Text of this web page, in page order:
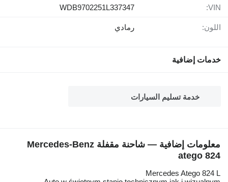
VIN:
WDB9702251L337347
اللون: رمادي
خدمات إضافية
خدمة تسليم السيارات
معلومات إضافية — شاحنة مقفلة Mercedes-Benz
atego 824
Mercedes Atego 824 L